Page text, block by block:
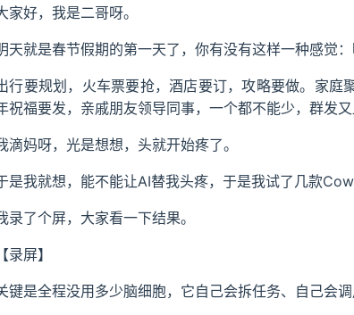
天奇迹
家好，我是二哥呀。
天就是春节假期的第一天了，你有没有这样一种感觉：
行要规划，火车票要抢，酒店要订，攻略要做。家
祝福要发，亲戚朋友领导同事，一个都不能少，群发又
滴妈呀，光是想想，头就开始疼了。
是我就想，能不能让AI替我头疼，于是我试了几款
录了个屏，大家看一下结果。
录屏】
键是全程没用多少脑细胞，它自己会拆任务、自己会调